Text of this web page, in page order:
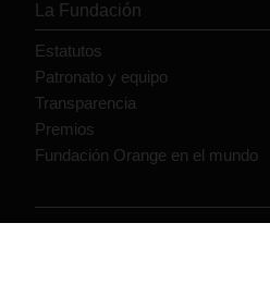
La Fundación
Estatutos
Patronato y equipo
Transparencia
Premios
Fundación Orange en el mundo